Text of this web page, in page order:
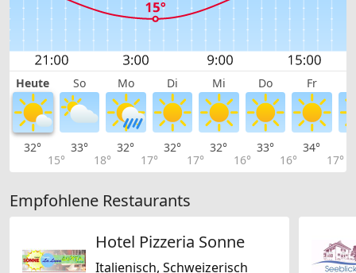
Heute So Mo Di Mi Do Fr
32°
15°
33°
18°
32°
17°
32°
17°
32°
16°
33°
16°
34°
17°
Empfohlene Restaurants
Hotel Pizzeria Sonne
Italienisch, Schweizerisch